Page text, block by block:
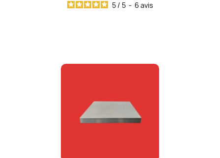
5 / 5 - 6 avis